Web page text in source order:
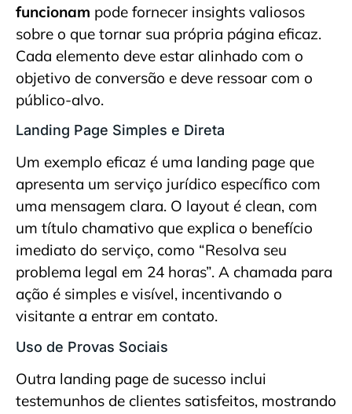
funcionam pode fornecer insights valiosos
sobre o que tornar sua própria página eficaz.
Cada elemento deve estar alinhado com o
objetivo de conversão e deve ressoar com o
público-alvo.
Landing Page Simples e Direta
Um exemplo eficaz é uma landing page que
apresenta um serviço jurídico específico com
uma mensagem clara. O layout é clean, com
um título chamativo que explica o benefício
imediato do serviço, como “Resolva seu
problema legal em 24 horas”. A chamada para
ação é simples e visível, incentivando o
visitante a entrar em contato.
Uso de Provas Sociais
Outra landing page de sucesso inclui
testemunhos de clientes satisfeitos, mostrando